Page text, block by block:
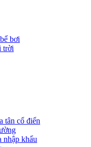
bơi
trời
tân cổ điển
nhập khẩu